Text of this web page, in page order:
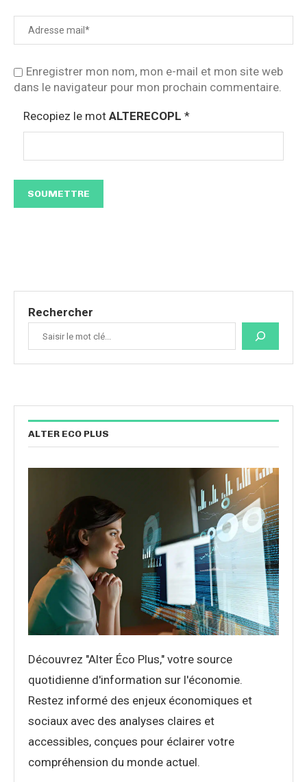
Enregistrer mon nom, mon e-mail et mon site web
dans le navigateur pour mon prochain commentaire.
Recopiez le mot ALTERECOPL *
Rechercher
ALTER ECO PLUS
Découvrez "Alter Éco Plus," votre source
quotidienne d'information sur l'économie.
Restez informé des enjeux économiques et
sociaux avec des analyses claires et
accessibles, conçues pour éclairer votre
compréhension du monde actuel.